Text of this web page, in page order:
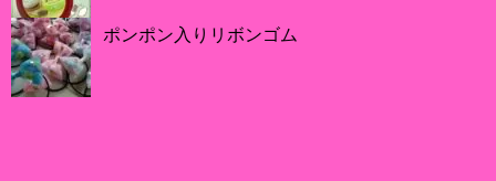
ポンポン入りリボンゴム